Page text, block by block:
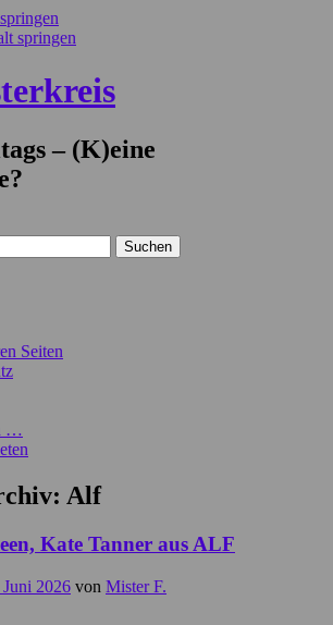
springen
– (K)eine
Seiten
…
Alf
Kate Tanner aus ALF
Juni 2026 von Mister F.